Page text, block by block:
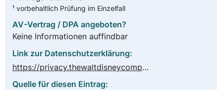
¹ vorbehaltlich Prüfung im Einzelfall
AV-Vertrag / DPA angeboten?
Keine Informationen auffindbar
Link zur Datenschutzerklärung:
https://privacy.thewaltdisneycompany.com/de/
Quelle für diesen Eintrag: